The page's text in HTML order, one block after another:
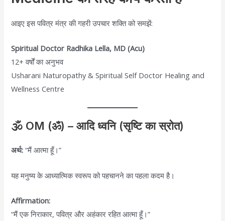
आइए इस पवित्र मंत्र की गहरी उपचार शक्ति को समझें:
Spiritual Doctor Radhika Lella, MD (Acu)
12+ वर्षों का अनुभव
Usharani Naturopathy & Spiritual Self Doctor Healing and
Wellness Centre
🕉️ OM (ॐ) – आदि ध्वनि (सृष्टि का स्रोत)
अर्थ: “मैं आत्मा हूँ।”
यह मनुष्य के आध्यात्मिक स्वरूप को पहचानने का पहला कदम है।
Affirmation:
“मैं एक निराकार, पवित्र और अहंकार रहित आत्मा हूँ।”